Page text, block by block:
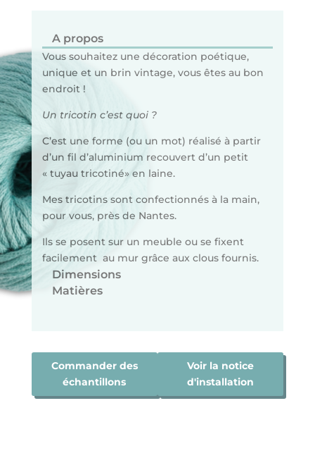
A propos
Vous souhaitez une décoration poétique,
unique et un brin vintage, vous êtes au bon
endroit !
Un tricotin c’est quoi ?
C’est une forme (ou un mot) réalisé à partir
d’un fil d’aluminium recouvert d’un petit
« tuyau tricotiné» en laine.
Mes tricotins sont confectionnés à la main,
pour vous, près de Nantes.
Ils se posent sur un meuble ou se fixent
facilement au mur grâce aux clous fournis.
Dimensions
Matières
Commander des
échantillons
Voir la notice
d'installation